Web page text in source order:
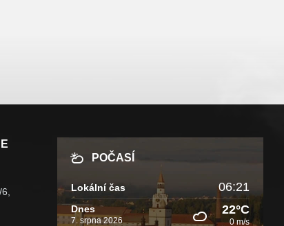
POČASÍ
Lokální čas 06:21
Dnes
7. srpna 2026
22°C
0 m/s